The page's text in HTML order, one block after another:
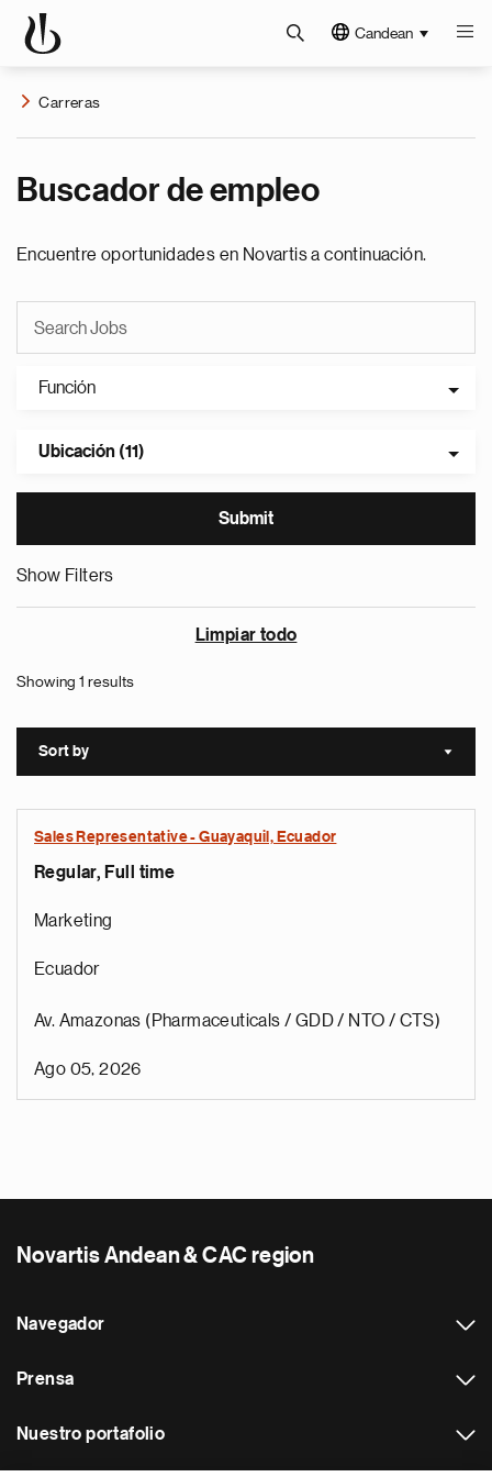
Candean
Carreras
Buscador de empleo
Encuentre oportunidades en Novartis a continuación.
Función
Ubicación (11)
Show Filters
Limpiar todo
Showing 1 results
Sort by Sort
Sales Representative - Guayaquil, Ecuador
Regular, Full time
Marketing
Ecuador
Av. Amazonas (Pharmaceuticals / GDD / NTO / CTS)
Ago 05, 2026
Novartis Andean & CAC region
Navegador
Prensa
Nuestro portafolio